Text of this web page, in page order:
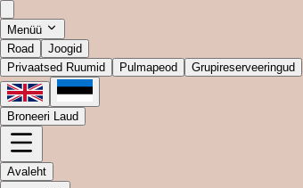
Menüü
Road
Joogid
Privaatsed Ruumid
Pulmapeod Grupireserveeringud
Broneeri Laud
Avaleht